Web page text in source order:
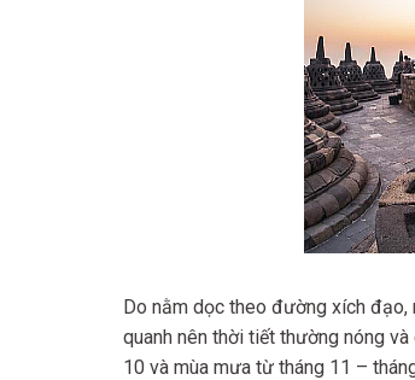
Do nằm dọc theo đường xích
quanh nên thời tiết thường nóng
10 và mùa mưa từ tháng 11 –